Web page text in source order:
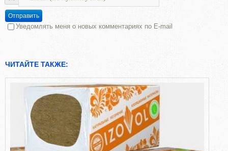
Отправить
Уведомлять меня о новых комментариях по E-mail
ЧИТАЙТЕ ТАКЖЕ: